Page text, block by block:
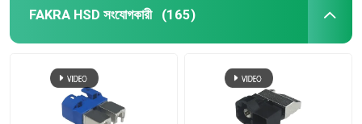
FAKRA HSD সংযোগকারী (165)